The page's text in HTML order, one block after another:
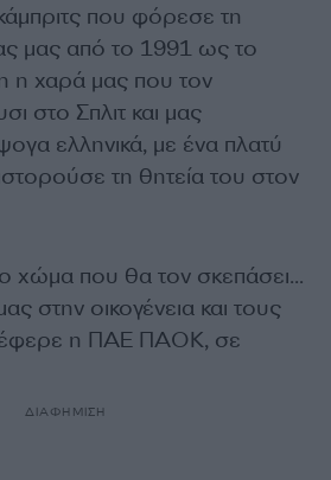
που φόρεσε τη
μας από το 1991 ως το
η χαρά μας που τον
στο Σπλιτ και μας
ελληνικά, με ένα πλατύ
τη θητεία του στον
χώμα που θα τον σκεπάσει…
στην οικογένεια και τους
η ΠΑΕ ΠΑΟΚ, σε
ΔΙΑΦΗΜΙΣΗ